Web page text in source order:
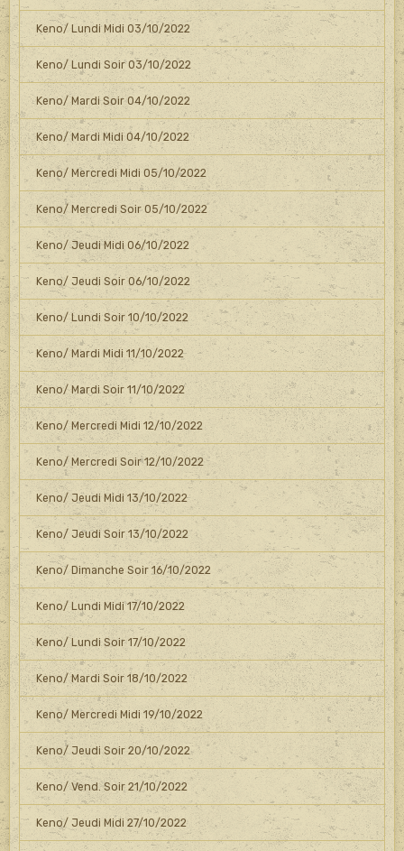
Keno/ Lundi Midi 03/10/2022
Keno/ Lundi Soir 03/10/2022
Keno/ Mardi Soir 04/10/2022
Keno/ Mardi Midi 04/10/2022
Keno/ Mercredi Midi 05/10/2022
Keno/ Mercredi Soir 05/10/2022
Keno/ Jeudi Midi 06/10/2022
Keno/ Jeudi Soir 06/10/2022
Keno/ Lundi Soir 10/10/2022
Keno/ Mardi Midi 11/10/2022
Keno/ Mardi Soir 11/10/2022
Keno/ Mercredi Midi 12/10/2022
Keno/ Mercredi Soir 12/10/2022
Keno/ Jeudi Midi 13/10/2022
Keno/ Jeudi Soir 13/10/2022
Keno/ Dimanche Soir 16/10/2022
Keno/ Lundi Midi 17/10/2022
Keno/ Lundi Soir 17/10/2022
Keno/ Mardi Soir 18/10/2022
Keno/ Mercredi Midi 19/10/2022
Keno/ Jeudi Soir 20/10/2022
Keno/ Vend. Soir 21/10/2022
Keno/ Jeudi Midi 27/10/2022